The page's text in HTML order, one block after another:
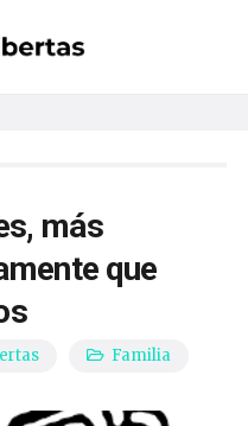
más
que
Familia